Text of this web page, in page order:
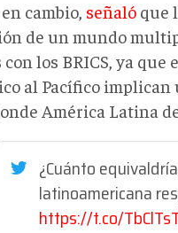
cambio, señaló que
de un mundo
los BRICS, ya
al Pacífico
América Latina
¿Cuánto
latinoamericana
https://t.co/